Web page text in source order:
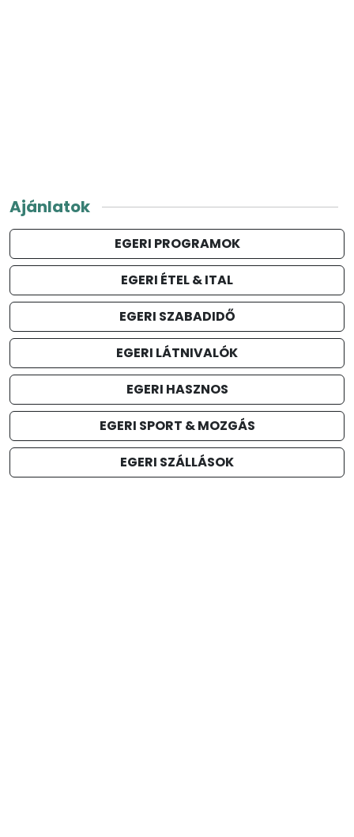
Ajánlatok
EGERI PROGRAMOK
EGERI ÉTEL & ITAL
EGERI SZABADIDŐ
EGERI LÁTNIVALÓK
EGERI HASZNOS
EGERI SPORT & MOZGÁS
EGERI SZÁLLÁSOK